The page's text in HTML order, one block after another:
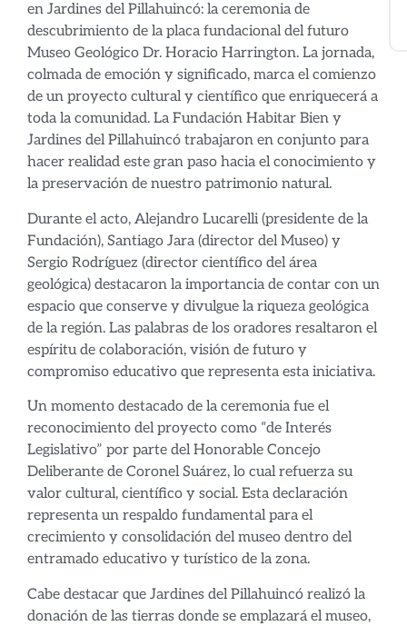
en Jardines del Pillahuincó: la ceremonia de
descubrimiento de la placa fundacional del futuro
Museo Geológico Dr. Horacio Harrington. La jornada,
colmada de emoción y significado, marca el comienzo
de un proyecto cultural y científico que enriquecerá a
toda la comunidad. La Fundación Habitar Bien y
Jardines del Pillahuincó trabajaron en conjunto para
hacer realidad este gran paso hacia el conocimiento y
la preservación de nuestro patrimonio natural.
Durante el acto, Alejandro Lucarelli (presidente de la
Fundación), Santiago Jara (director del Museo) y
Sergio Rodríguez (director científico del área
geológica) destacaron la importancia de contar con un
espacio que conserve y divulgue la riqueza geológica
de la región. Las palabras de los oradores resaltaron el
espíritu de colaboración, visión de futuro y
compromiso educativo que representa esta iniciativa.
Un momento destacado de la ceremonia fue el
reconocimiento del proyecto como “de Interés
Legislativo” por parte del Honorable Concejo
Deliberante de Coronel Suárez, lo cual refuerza su
valor cultural, científico y social. Esta declaración
representa un respaldo fundamental para el
crecimiento y consolidación del museo dentro del
entramado educativo y turístico de la zona.
Cabe destacar que Jardines del Pillahuincó realizó la
donación de las tierras donde se emplazará el museo,